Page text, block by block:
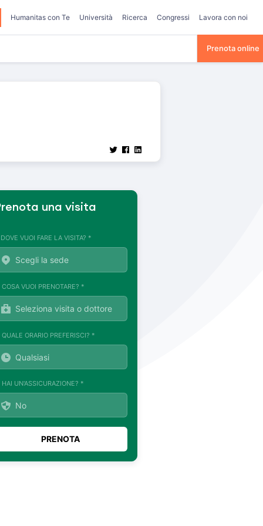
Humanitas con Te Università Ricerca Congressi Lavora con noi
Prenota online
una visita
VUOI FARE LA VISITA? *
COSA VUOI PRENOTARE? *
QUALE ORARIO PREFERISCI? *
UN'ASSICURAZIONE? *